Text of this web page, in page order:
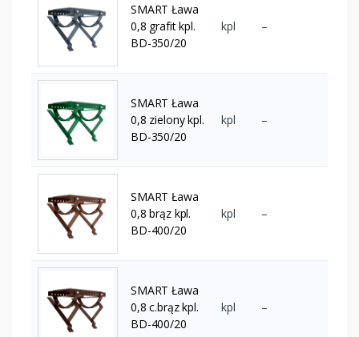
SMART Ława
0,8 grafit kpl.
BD-350/20
kpl –
SMART Ława
0,8 zielony kpl.
BD-350/20
kpl –
SMART Ława
0,8 brąz kpl.
BD-400/20
kpl –
SMART Ława
0,8 c.brąz kpl.
BD-400/20
kpl –